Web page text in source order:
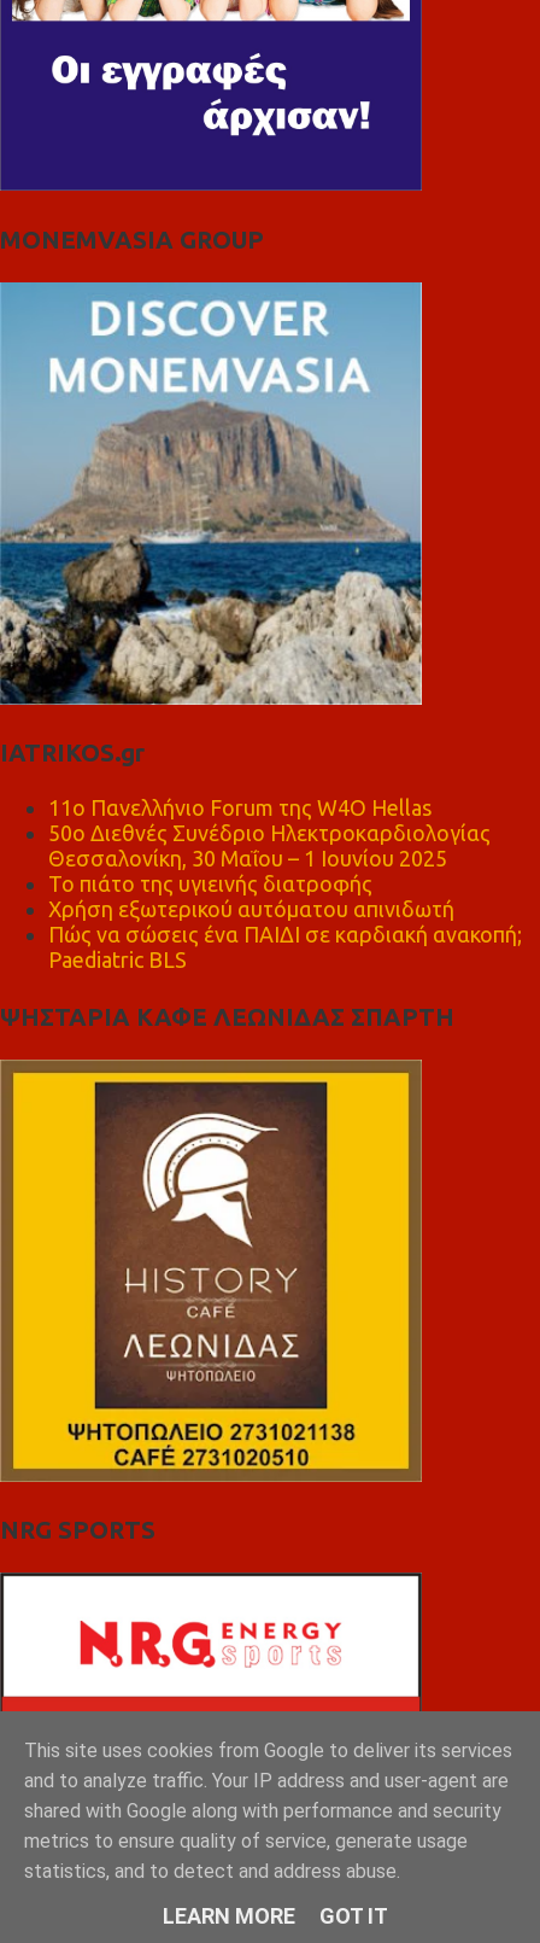
MONEMVASIA GROUP
IATRIKOS.gr
11ο Πανελλήνιο Forum της W4O Hellas
50ο Διεθνές Συνέδριο Ηλεκτροκαρδιολογίας
Θεσσαλονίκη, 30 Μαΐου – 1 Ιουνίου 2025
Το πιάτο της υγιεινής διατροφής
Χρήση εξωτερικού αυτόματου απινιδωτή
Πώς να σώσεις ένα ΠΑΙΔΙ σε καρδιακή ανακοπή;
Paediatric BLS
ΨΗΣΤΑΡΙΑ ΚΑΦΕ ΛΕΩΝΙΔΑΣ ΣΠΑΡΤΗ
NRG SPORTS
This site uses cookies from Google to deliver its services
and to analyze traffic. Your IP address and user-agent are
shared with Google along with performance and security
metrics to ensure quality of service, generate usage
statistics, and to detect and address abuse.
LEARN MORE GOT IT